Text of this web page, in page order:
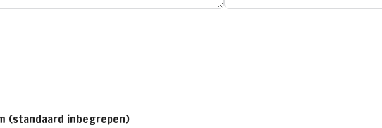
(standaard inbegrepen)